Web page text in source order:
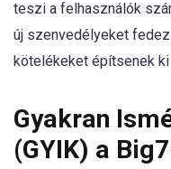
teszi a felhasználók
új szenvedélyeket
kötelékeket építsenek
Gyakran
(GYIK) a